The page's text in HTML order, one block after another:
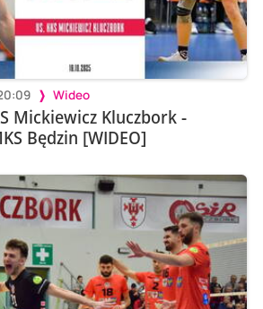
Wideo
Mickiewicz Kluczbork -
Będzin [WIDEO]